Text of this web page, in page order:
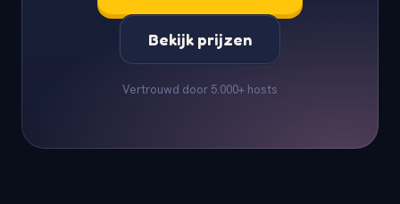
Bekijk prijzen
Vertrouwd door 5.000+ hosts